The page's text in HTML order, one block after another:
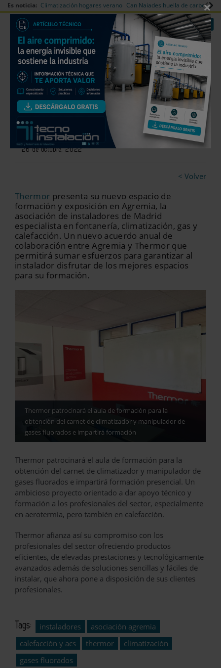
Es noticia: Climatización hogares verano Can Naiades huella de carbono
Redes Sociales Es noticia Login empresas Registro
Thermor cuenta con una nueva
sala de formación en Agremia
26 de octubre, 2022
< Volver
Thermor presenta su nuevo espacio de
formación y exposición en Agremia, la
asociación de instaladores de Madrid
especialista en fontanería, climatización, gas y
calefacción. Un nuevo acuerdo anual de
colaboración entre Agremia y Thermor que
permitirá sumar esfuerzos para garantizar al
instalador disfrutar de los mejores espacios
para su formación.
Thermor patrocinará el aula de formación para la
obtención del carnet de climatizador y manipulador de
gases fluorados e impartirá formación
Thermor patrocinará el aula de formación para la
obtención del carnet de climatizador y manipulador de
gases fluorados e impartirá formación presencial. Un
ambicioso proyecto orientado a dar apoyo técnico y
formación a los profesionales del sector, especialmente
en aerotermia, pero también en calefacción.
Thermor afianza así su compromiso con los
profesionales del sector ofreciendo productos
eficientes, de elevadas prestaciones y tecnológicamente
avanzados además de soluciones sencillas y fáciles de
instalar, que ahora pone a disposición de sus clientes
profesionales.
Tags: instaladores
asociación agremia
calefacción y acs
thermor
climatización
gases fluorados
×